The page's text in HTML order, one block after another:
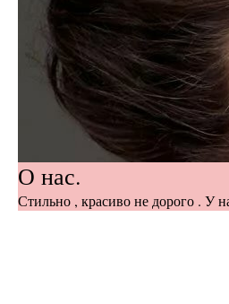
О нас.
Стильно , красиво не дорого . У